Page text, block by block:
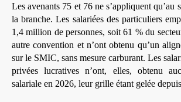
Les avenants 75 et 76 ne s’appliquent qu’au
la branche. Les salariées des particuliers
1,4 million de personnes, soit 61 % du
autre convention et n’ont obtenu qu’un
sur le SMIC, sans mesure carburant. Les
privées lucratives n’ont, elles, obtenu
salariale en 2026, leur grille étant gelée